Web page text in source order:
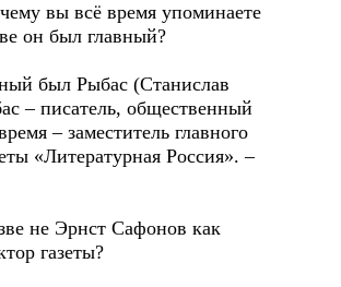
вы всё время упоминаете
он был главный?
Рыбас (Станислав
– писатель, общественный
– заместитель главного
«Литературная Россия». –
Эрнст Сафонов как
газеты?